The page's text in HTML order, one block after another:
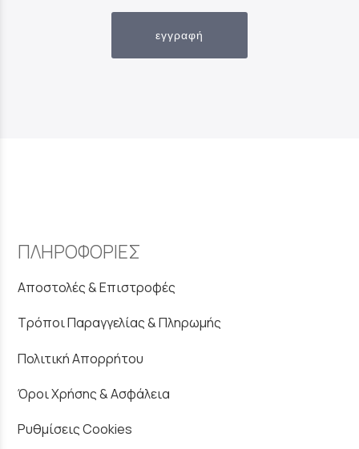
εγγραφή
ΠΛΗΡΟΦΟΡΙΕΣ
Αποστολές & Επιστροφές
Τρόποι Παραγγελίας & Πληρωμής
Πολιτική Απορρήτου
Όροι Χρήσης & Ασφάλεια
Ρυθμίσεις Cookies